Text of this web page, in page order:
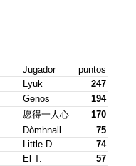
Jugador
puntos
Lyuk
247
Genos
194
愿得一人心
170
Dòmhnall
75
Little D.
74
El T.
57